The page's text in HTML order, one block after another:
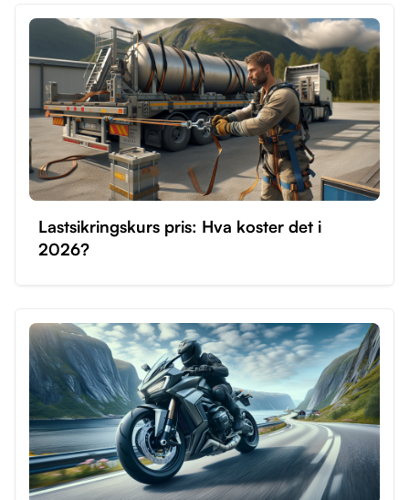
Lastsikringskurs pris: Hva koster det i
2026?